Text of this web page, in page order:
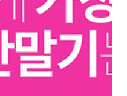
바일 포커 상점에 들어가보니
턱수염 덥수룩한 기존 아바타